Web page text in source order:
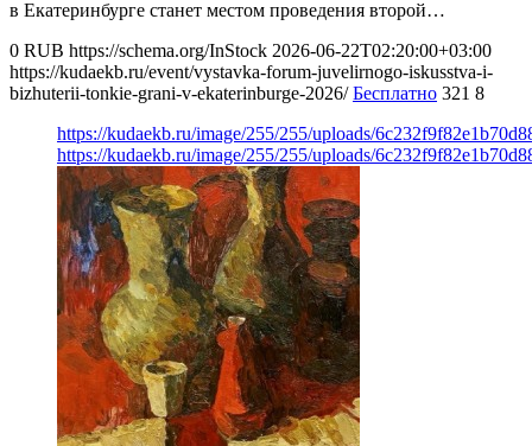
в Екатеринбурге станет местом проведения второй…
0 RUB https://schema.org/InStock 2026-06-22T02:20:00+03:00
https://kudaekb.ru/event/vystavka-forum-juvelirnogo-iskusstva-i-
bizhuterii-tonkie-grani-v-ekaterinburge-2026/ Бесплатно 321 8
https://kudaekb.ru/image/255/255/uploads/
https://kudaekb.ru/image/255/255/uploads/